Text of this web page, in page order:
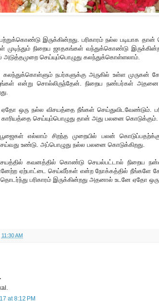
இருக்கின்றது. பரிகாரம் நல்ல படியாக தான்
முடிந்தும் நிறைய ஜாதகங்கள் வந்துக்கொண்டு
அடுத்தமுறை செய்யும்பொழுது கலந்துக்கொள்ளலாம்.
நபர்களுக்கு அருகில் உள்ள முருகன்
என்று சொல்லிருந்தேன். நிறைய நண்பர்கள்
ஒரு நல்ல விசயத்தை நீங்கள் செய்துவிடவேண்டும்.
செய்யும்பொழுது தான் அது பலனை கொடுக்கும்.
எல்லாம் சிறந்த முறையில் பலன்
உண்டு. அப்பொழுது நல்ல பலனை கொடுக்கிறது.
கவனத்தில் கொண்டு செயல்பட்டால் நிறைய
ஏற்பாட்டை செய்வீர்கள் என்ற நோக்கத்தில் நீங்களே
பரிகாரம் இருக்கின்றது அதனால் உடனே ஏதோ
11:30 AM
at 8:12 PM